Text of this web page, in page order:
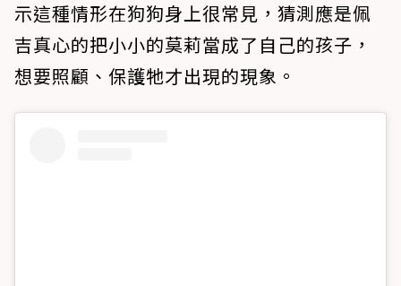
示這種情形在狗狗身上很常見，猜測應是佩
吉真心的把小小的莫莉當成了自己的孩子，
想要照顧、保護牠才出現的現象。